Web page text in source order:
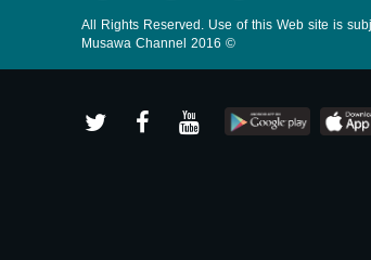
All Rights Reserved. Use of this Web site is
©
2016